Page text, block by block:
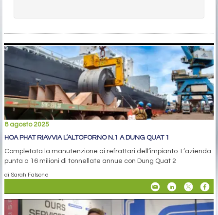
8 agosto 2025
HOA PHAT RIAVVIA L’ALTOFORNO N.1 A DUNG QUAT 1
Completata la manutenzione ai refrattari dell’impianto. L’azienda
punta a 16 milioni di tonnellate annue con Dung Quat 2
di Sarah Falsone